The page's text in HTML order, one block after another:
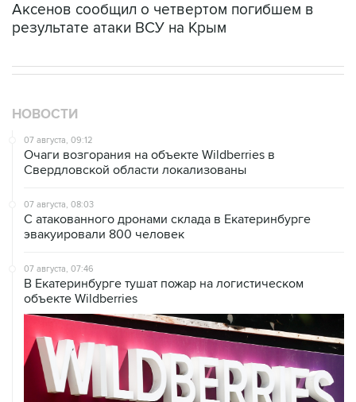
Аксенов сообщил о четвертом погибшем в
результате атаки ВСУ на Крым
НОВОСТИ
07 августа, 09:12
Очаги возгорания на объекте Wildberries в
Свердловской области локализованы
07 августа, 08:03
С атакованного дронами склада в Екатеринбурге
эвакуировали 800 человек
07 августа, 07:46
В Екатеринбурге тушат пожар на логистическом
объекте Wildberries